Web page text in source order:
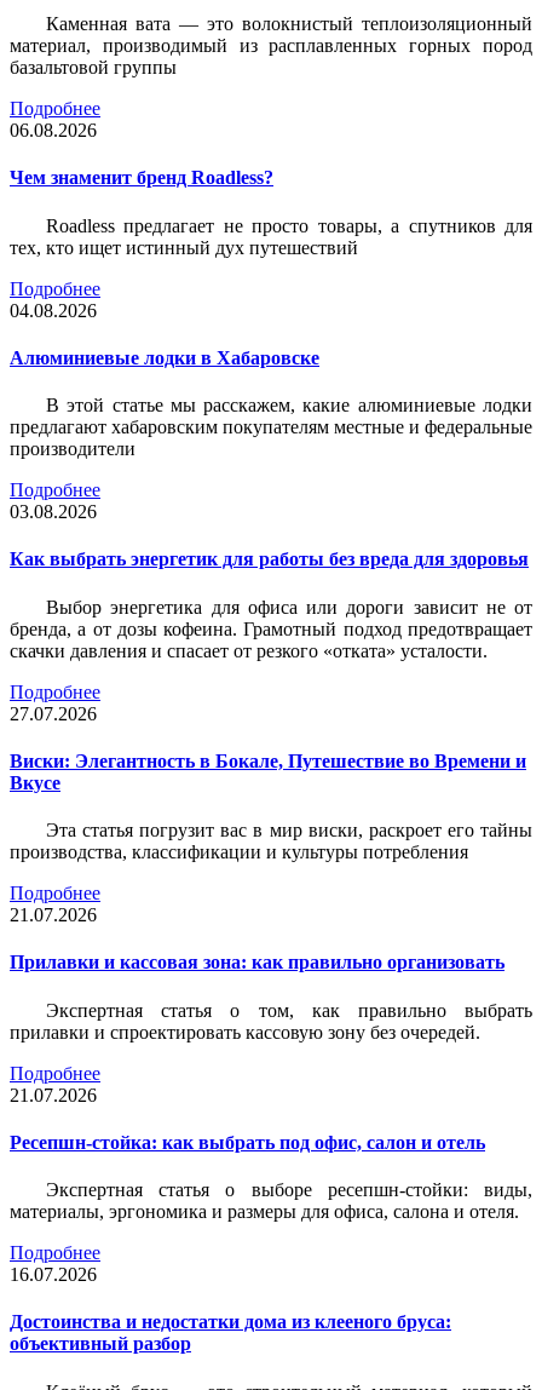
Каменная вата — это волокнистый теплоизоляционный
материал, производимый из расплавленных горных пород
базальтовой группы
Подробнее
06.08.2026
Чем знаменит бренд Roadless?
Roadless предлагает не просто товары, а спутников для
тех, кто ищет истинный дух путешествий
Подробнее
04.08.2026
Алюминиевые лодки в Хабаровске
В этой статье мы расскажем, какие алюминиевые лодки
предлагают хабаровским покупателям местные и федеральные
производители
Подробнее
03.08.2026
Как выбрать энергетик для работы без вреда для здоровья
Выбор энергетика для офиса или дороги зависит не от
бренда, а от дозы кофеина. Грамотный подход предотвращает
скачки давления и спасает от резкого «отката» усталости.
Подробнее
27.07.2026
Виски: Элегантность в Бокале, Путешествие во Времени и
Вкусе
Эта статья погрузит вас в мир виски, раскроет его тайны
производства, классификации и культуры потребления
Подробнее
21.07.2026
Прилавки и кассовая зона: как правильно организовать
Экспертная статья о том, как правильно выбрать
прилавки и спроектировать кассовую зону без очередей.
Подробнее
21.07.2026
Ресепшн-стойка: как выбрать под офис, салон и отель
Экспертная статья о выборе ресепшн-стойки: виды,
материалы, эргономика и размеры для офиса, салона и отеля.
Подробнее
16.07.2026
Достоинства и недостатки дома из клееного бруса:
объективный разбор